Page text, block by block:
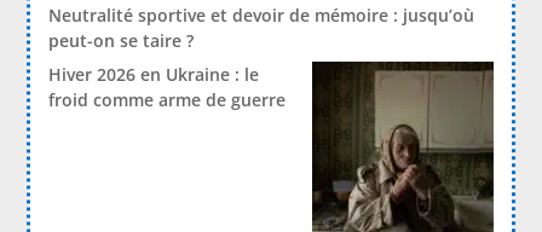
Neutralité sportive et devoir de mémoire : jusqu’où
peut-on se taire ?
Hiver 2026 en Ukraine : le
froid comme arme de guerre